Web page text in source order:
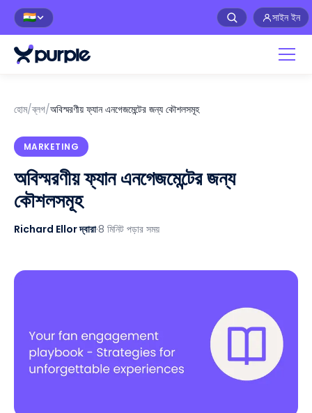
🇮🇳 সাইন ইন
হোম/ব্লগ/অবিস্মরণীয় ফ্যান এনগেজমেন্টের জন্য কৌশলসমূহ
MARKETING
অবিস্মরণীয় ফ্যান এনগেজমেন্টের জন্য
কৌশলসমূহ
Richard Ellor দ্বারা·8 মিনিট পড়ার সময়